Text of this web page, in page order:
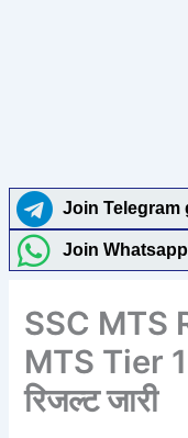
Join Telegram
Join
SSC MTS
MTS Tier
रिजल्ट जारी